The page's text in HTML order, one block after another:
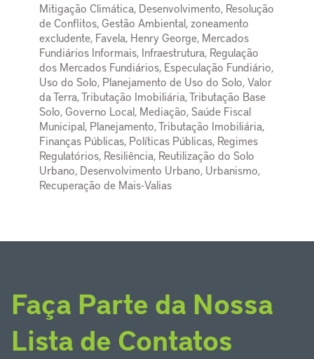
Mitigação Climática, Desenvolvimento, Resolução
de Conflitos, Gestão Ambiental, zoneamento
excludente, Favela, Henry George, Mercados
Fundiários Informais, Infraestrutura, Regulação
dos Mercados Fundiários, Especulação Fundiário,
Uso do Solo, Planejamento de Uso do Solo, Valor
da Terra, Tributação Imobiliária, Tributação Base
Solo, Governo Local, Mediação, Saúde Fiscal
Municipal, Planejamento, Tributação Imobiliária,
Finanças Públicas, Políticas Públicas, Regimes
Regulatórios, Resiliência, Reutilização do Solo
Urbano, Desenvolvimento Urbano, Urbanismo,
Recuperação de Mais-Valias
Faça Parte da Nossa
Lista de Contatos